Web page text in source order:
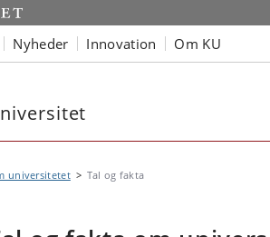
Nyheder Innovation Om KU
universitetet Tal og fakta